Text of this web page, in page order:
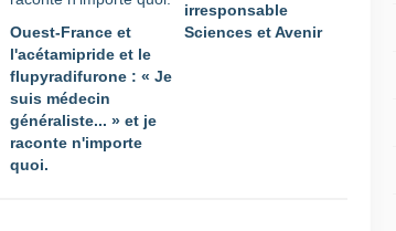
Ouest-France et
l'acétamipride et le
flupyradifurone : « Je
suis médecin
généraliste... » et je
raconte n'importe
quoi.
irresponsable
Sciences et Avenir